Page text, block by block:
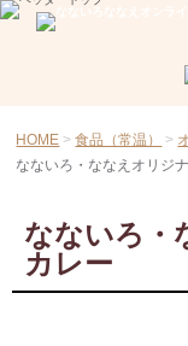
HOME 食品（常温）
なないろ・ななえオリジ
なないろ
カレー